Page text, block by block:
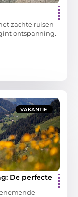
zachte ruisen
ontspanning.
VAKANTIE
De perfecte